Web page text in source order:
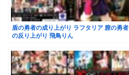
盾の勇者の成り上がり ラフタリア 膣の勇者
の反り上がり 飛鳥りん